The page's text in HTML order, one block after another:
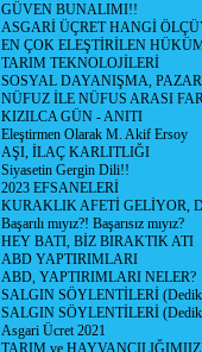
GÜVEN BUNALIMI!!
ASGARİ ÜÇRET HANGİ
EN ÇOK ELEŞTİRİLEN
TARIM TEKNOLOJİLERİ
SOSYAL DAYANIŞMA,
NÜFUZ İLE NÜFUS ARASI
KIZILCA GÜN - ANITI
Eleştirmen Olarak M. Akif Ersoy
AŞI, İLAÇ KARLITLIĞI
Siyasetin Gergin Dili!!
2023 EFSANELERİ
KURAKLIK AFETİ GELİYOR,
Başarılı mıyız?! Başarısız mıyız?
HEY BATI, BİZ BIRAKTIK ATI
ABD YAPTIRIMLARI
ABD, YAPTIRIMLARI NELER?
SALGIN SÖYLENTİLERİ
SALGIN SÖYLENTİLERİ
Asgari Ücret 2021
TARIM ve